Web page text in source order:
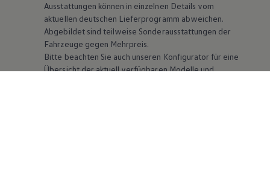
Ausstattungen können in einzelnen Details vom
aktuellen deutschen Lieferprogramm abweichen.
Abgebildet sind teilweise Sonderausstattungen der
Fahrzeuge gegen Mehrpreis.
Bitte beachten Sie auch unseren Konfigurator für eine
Übersicht der aktuell verfügbaren Modelle und